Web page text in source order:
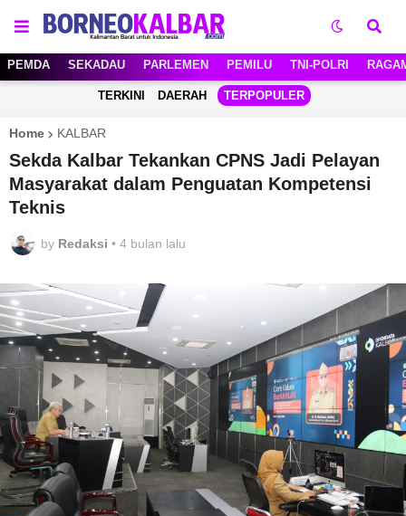
PEMDA SEKADAU PARLEMEN PEMILU TNI-POLRI
TERKINI DAERAH TERPOPULER
Home KALBAR
Sekda Kalbar Tekankan CPNS Jadi Pelayan
Masyarakat dalam Penguatan Kompetensi
Teknis
by Redaksi • 4 bulan lalu